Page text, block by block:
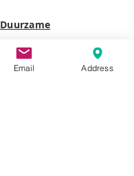
Duurzame
inzetbaarheid
Email Address